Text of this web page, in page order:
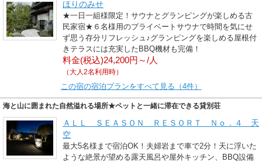
ほりのみせ
★一日一組様限定！サウナとグランピングが楽しめる古
民家宿★６名様用のプライベートサウナで時間を気にせ
ず思う存分リフレッシュ♪グランピングを楽しめる屋根付
きテラスには充実したBBQ機材も完備！
料金(税込)24,200円～/人
（大人2名利用時）
この宿の宿泊プランをすべて見る（4件）
海と山に囲まれた自然溢れる場所★ペットと一緒に滞在できる貸別荘
ＡＬＬ ＳＥＡＳＯＮ ＲＥＳＯＲＴ Ｎｏ．４ 天
空
最大5名様まで宿泊OK！夫婦岩まで車で2分！天に浮いた
ような絶景が望める露天風呂や屋外キッチン、BBQ設備